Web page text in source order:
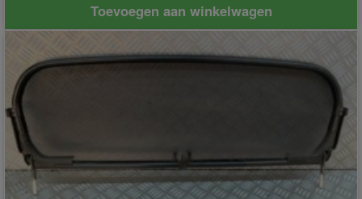
Toevoegen aan winkelwagen